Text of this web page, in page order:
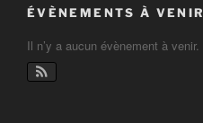
ÉVÈNEMENTS À VENIR
Il n’y a aucun évènement à venir.